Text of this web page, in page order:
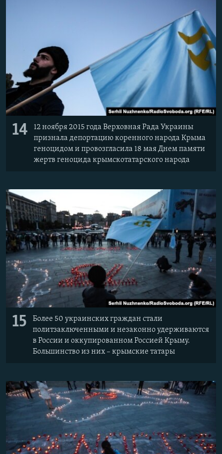
14
12 ноября 2015 года Верховная Рада Украины
признала депортацию коренного народа Крыма
геноцидом и провозгласила 18 мая Днем памяти
жертв геноцида крымскотатарского народа
15
Более 50 украинских граждан стали
политзаключенными и незаконно удерживаются
в России и оккупированном Россией Крыму.
Большинство из них – крымские татары